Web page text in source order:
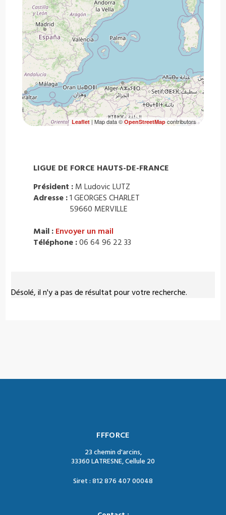
Désolé, il n'y a pas de résultat pour votre recherche.
Leaflet| Map data ©OpenStreetMapcontributors
LIGUE DE FORCE HAUTS-DE-FRANCE
Président : M Ludovic LUTZ
Adresse :1 GEORGES CHARLET
59660 MERVILLE
Mail : Envoyer un mail
Téléphone :06 64 96 22 33
FFFORCE
23 chemin d'arcins,
33360 LATRESNE, Cellule 20
Siret : 812 876 407 00048